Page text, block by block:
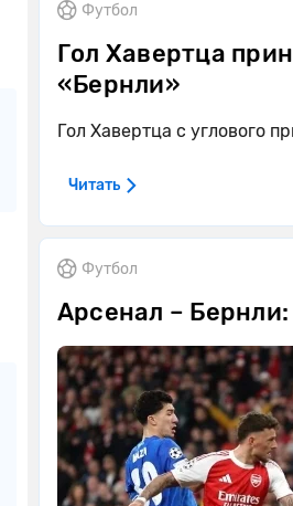
Футбол
Гол Хавертца
«Бернли»
Гол Хавертца с углового
Читать
Футбол
Арсенал –